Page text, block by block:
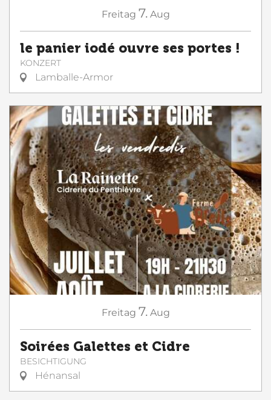
Freitag 7. Aug
le panier iodé ouvre ses portes !
KONZERT
Lamballe-Armor
Freitag 7. Aug
Soirées Galettes et Cidre
BESICHTIGUNG
Hénansal